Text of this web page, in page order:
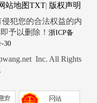
站地图TXT 版权声明
犯您的合法权益的内
予以删除！ 浙ICP备
-30
Inc. All Rights